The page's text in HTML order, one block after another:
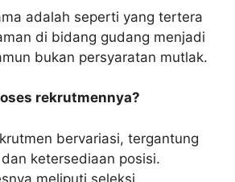
adalah seperti yang tertera
di bidang gudang menjadi
bukan persyaratan mutlak.
rekrutmennya?
bervariasi, tergantung
ketersediaan posisi.
meliputi seleksi